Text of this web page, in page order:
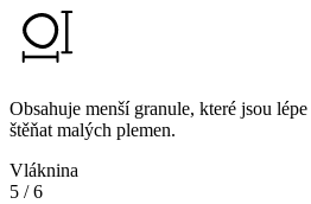
Obsahuje menší granule, které jsou
štěňat malých plemen.
Vláknina
5 /6